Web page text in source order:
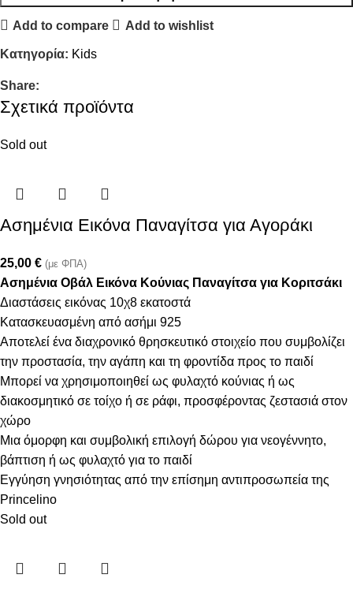
Add to compare Add to wishlist
Κατηγορία: Kids
Share:
Σχετικά προϊόντα
Sold out
Ασημένια Εικόνα Παναγίτσα για Αγοράκι
25,00 € (με ΦΠΑ)
Ασημένια Οβάλ Εικόνα Κούνιας Παναγίτσα για Κοριτσάκι
Διαστάσεις εικόνας 10χ8 εκατοστά
Κατασκευασμένη από ασήμι 925
Αποτελεί ένα διαχρονικό θρησκευτικό στοιχείο που συμβολίζει
την προστασία, την αγάπη και τη φροντίδα προς το παιδί
Μπορεί να χρησιμοποιηθεί ως φυλαχτό κούνιας ή ως
διακοσμητικό σε τοίχο ή σε ράφι, προσφέροντας ζεστασιά στον
χώρο
Μια όμορφη και συμβολική επιλογή δώρου για νεογέννητο,
βάπτιση ή ως φυλαχτό για το παιδί
Εγγύηση γνησιότητας από την επίσημη αντιπροσωπεία της
Princelino
Sold out